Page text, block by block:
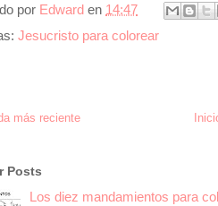
por Edward en 14:47
Jesucristo para colorear
más reciente
Posts
Los diez mandamientos para